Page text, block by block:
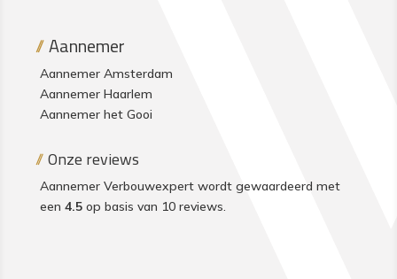
Aannemer
Aannemer Amsterdam
Aannemer Haarlem
Aannemer het Gooi
Onze reviews
Aannemer Verbouwexpert wordt gewaardeerd met
een 4.5op basis van 10 reviews.